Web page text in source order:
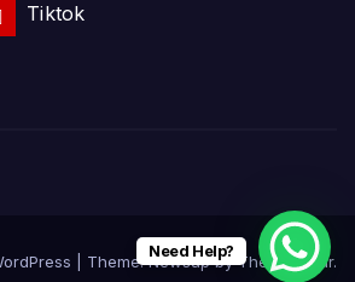
Tiktok
Theme:NewsupbyThemeansar.
Need Help?